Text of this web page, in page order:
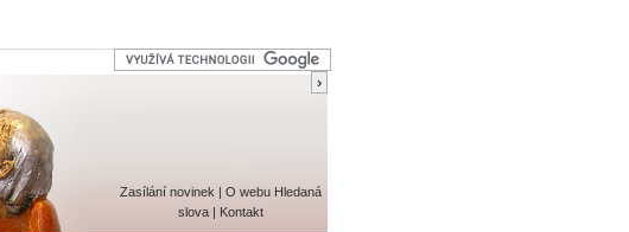
Zasílání novinek | O webu Hledaná
slova | Kontakt